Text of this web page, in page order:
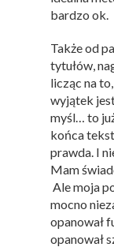
bardzo ok.
Także od
tytułów,
licząc na
wyjątek
myśl… to
końca
prawda. I
Mam
Ale moja
mocno
opanował
opanował